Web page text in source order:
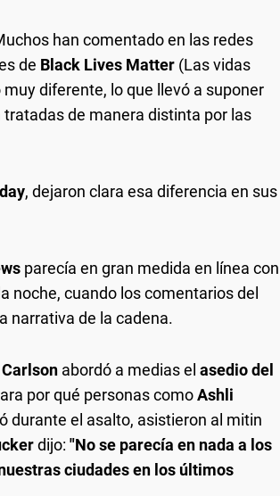
han comentado en las redes
de Black Lives Matter (Las vidas
diferente, lo que llevó a suponer
tratadas de manera distinta por las
, dejaron clara esa diferencia en sus
parecía en gran medida en línea con
noche, cuando los comentarios del
narrativa de la cadena.
Carlson abordó a medias el asedio del
por qué personas comoAshli
durante el asalto, asistieron al mitin
dijo: "No se parecía en nada a los
ciudades en los últimos